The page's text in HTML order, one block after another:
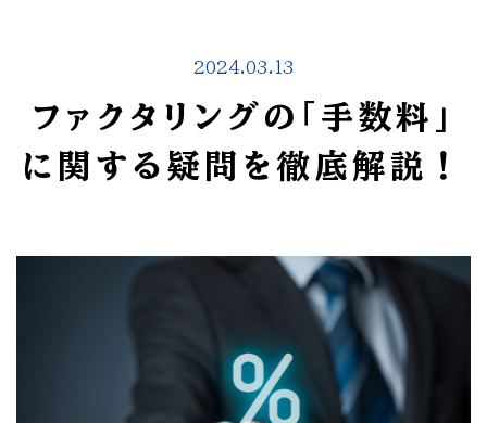
2024.03.13
ファクタリングの「手数料」
に関する疑問を徹底解説！